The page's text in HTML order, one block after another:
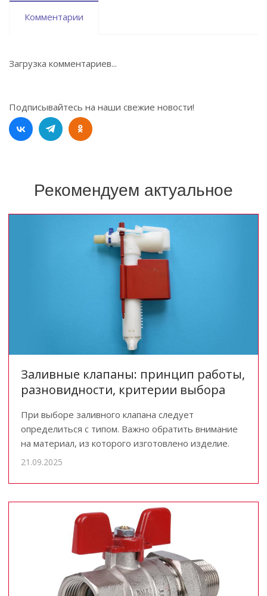
Комментарии
Загрузка комментариев...
Подписывайтесь на наши свежие новости!
Рекомендуем актуальное
Заливные клапаны: принцип работы,
разновидности, критерии выбора
При выборе заливного клапана следует
определиться с типом. Важно обратить внимание
на материал, из которого изготовлено изделие.
21.09.2025